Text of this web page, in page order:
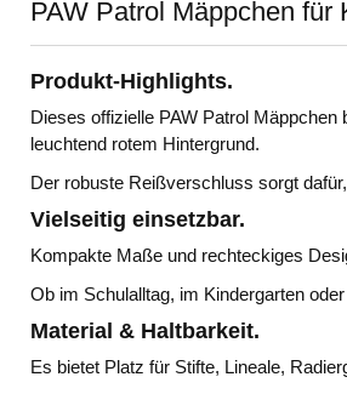
PAW Patrol Mäppchen
Produkt-Highlights.
Dieses offizielle PAW Patrol
leuchtend rotem Hintergrund.
Der robuste Reißverschluss sorgt
Vielseitig einsetzbar.
Kompakte Maße und rechteckiges
Ob im Schulalltag, im Kindergarten
Material & Haltbarkeit.
Es bietet Platz für Stifte, Lineale,